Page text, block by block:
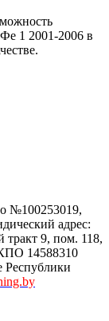
1 2001-2006 в
№100253019,
адрес:
тракт 9, пом. 118,
14588310
Республики